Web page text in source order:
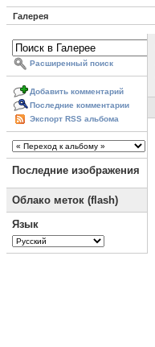
Галерея
Расширенный поиск
Добавить комментарий
Последние комментарии
Экспорт RSS альбома
Последние изображения
Облако меток (flash)
Язык